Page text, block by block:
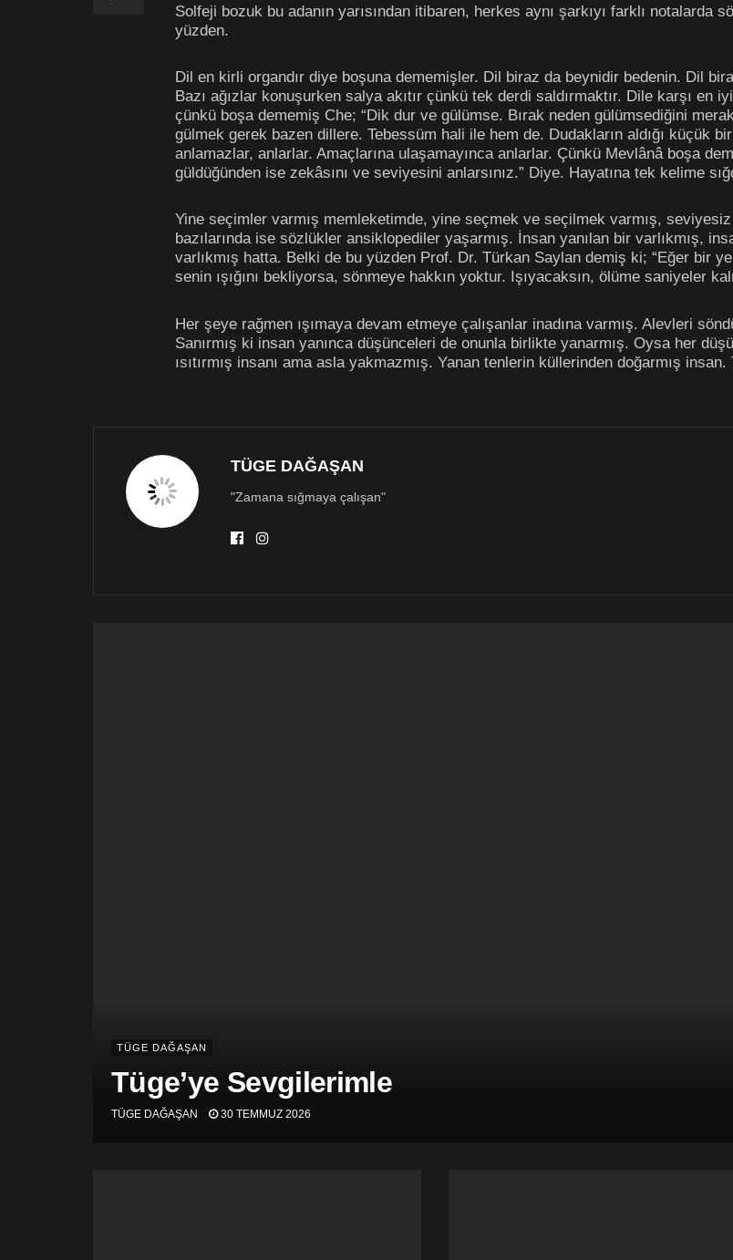
Solfeji bozuk bu adanın yarısından itibaren, herkes aynı şarkıyı farklı notalarda
yüzden.
Dil en kirli organdır diye boşuna dememişler. Dil biraz da beynidir bedenin. Dil
Bazı ağızlar konuşurken salya akıtır çünkü tek derdi saldırmaktır. Dile karşı en
çünkü boşa dememiş Che; “Dik dur ve gülümse. Bırak neden gülümsediğini
gülmek gerek bazen dillere. Tebessüm hali ile hem de. Dudakların aldığı küçük
anlamazlar, anlarlar. Amaçlarına ulaşamayınca anlarlar. Çünkü Mevlânâ boşa
güldüğünden ise zekâsını ve seviyesini anlarsınız.” Diye. Hayatına tek kelime
Yine seçimler varmış memleketimde, yine seçmek ve seçilmek varmış,
bazılarında ise sözlükler ansiklopediler yaşarmış. İnsan yanılan bir varlıkmış,
varlıkmış hatta. Belki de bu yüzden Prof. Dr. Türkan Saylan demiş ki; “Eğer bir
senin ışığını bekliyorsa, sönmeye hakkın yoktur. Işıyacaksın, ölüme saniyeler
Her şeye rağmen ışımaya devam etmeye çalışanlar inadına varmış. Alevleri
Sanırmış ki insan yanınca düşünceleri de onunla birlikte yanarmış. Oysa her
ısıtırmış insanı ama asla yakmazmış. Yanan tenlerin küllerinden doğarmış
TÜGE DAĞAŞAN
"Zamana sığmaya çalışan"
TÜGE DAĞAŞAN
Tüge’ye Sevgilerimle
TÜGE DAĞAŞAN 30 TEMMUZ 2026